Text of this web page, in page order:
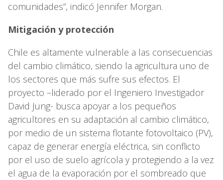
comunidades”, indicó Jennifer Morgan.
Mitigación y protección
Chile es altamente vulnerable a las consecuencias
del cambio climático, siendo la agricultura uno de
los sectores que más sufre sus efectos. El
proyecto –liderado por el Ingeniero Investigador
David Jung- busca apoyar a los pequeños
agricultores en su adaptación al cambio climático,
por medio de un sistema flotante fotovoltaico (PV),
capaz de generar energía eléctrica, sin conflicto
por el uso de suelo agrícola y protegiendo a la vez
el agua de la evaporación por el sombreado que